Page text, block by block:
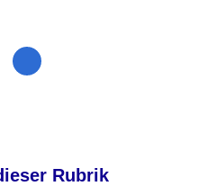
Rubrik